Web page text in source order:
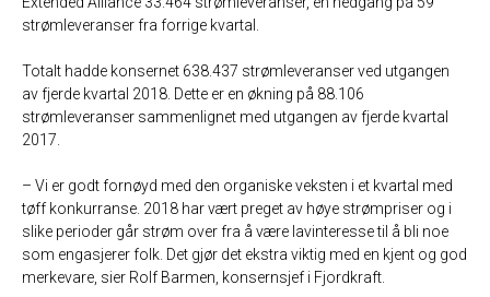
strømleveranser fra forrige kvartal.
Totalt hadde konsernet 638.437 strømleveranser ved utgangen
av fjerde kvartal 2018. Dette er en økning på 88.106
strømleveranser sammenlignet med utgangen av fjerde kvartal
2017.
– Vi er godt fornøyd med den organiske veksten i et kvartal med
tøff konkurranse. 2018 har vært preget av høye strømpriser og i
slike perioder går strøm over fra å være lavinteresse til å bli noe
som engasjerer folk. Det gjør det ekstra viktig med en kjent og god
merkevare, sier Rolf Barmen, konsernsjef i Fjordkraft.